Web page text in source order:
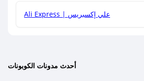
Ali Express | علي إكسبريس
أحدث مدونات الكوبونات